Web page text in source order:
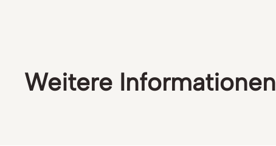
Weitere Informationen